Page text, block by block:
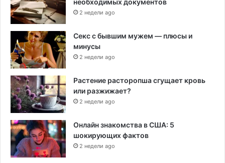
необходимых документов
2 недели ago
Секс с бывшим мужем — плюсы и
минусы
2 недели ago
Растение расторопша сгущает кровь
или разжижает?
2 недели ago
Онлайн знакомства в США: 5
шокирующих фактов
2 недели ago